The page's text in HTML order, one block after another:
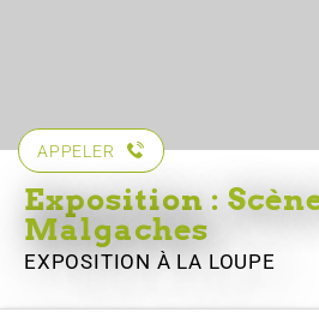
APPELER
Exposition :
Malgaches
EXPOSITION À LA LOUPE